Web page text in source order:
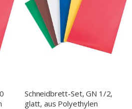
Schneidbrett-Set, GN 1/2,
glatt, aus Polyethylen